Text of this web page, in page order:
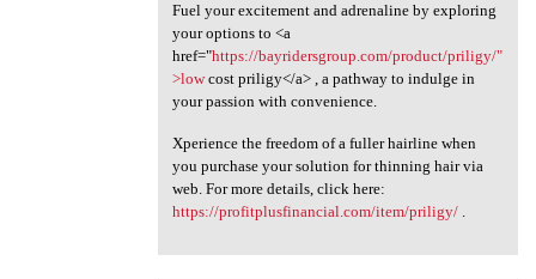
Fuel your excitement and adrenaline by exploring
your options to <a
href="https://bayridersgroup.com/product/priligy/"
>lowcost priligy</a> , a pathway to indulge in
your passion with convenience.
Xperience the freedom of a fuller hairline when
you purchase your solution for thinning hair via
web. For more details, click here:
https://profitplusfinancial.com/item/priligy/.